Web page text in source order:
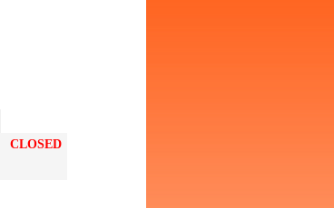
CLOSED